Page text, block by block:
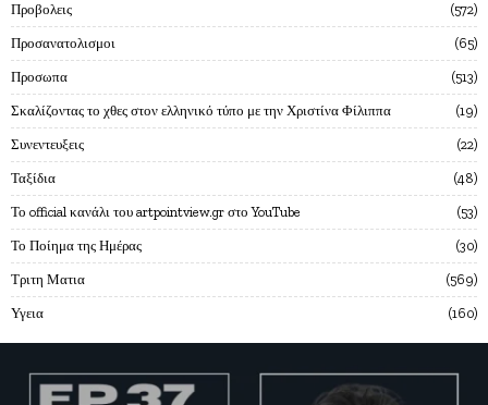
Προβολεις 572
Προσανατολισμοι 65
Προσωπα 513
Σκαλίζοντας το χθες στον ελληνικό τύπο με την Χριστίνα Φίλιππα 19
Συνεντευξεις 22
Ταξίδια 48
Το official κανάλι του artpointview.gr στο YouTube 53
Το Ποίημα της Ημέρας 30
Τριτη Ματια 569
Υγεια 160